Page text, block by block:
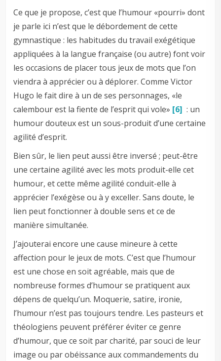
Ce que je propose, c’est que l’humour «pourri» dont
je parle ici n’est que le débordement de cette
gymnastique : les habitudes du travail exégétique
appliquées à la langue française (ou autre) font voir
les occasions de placer tous jeux de mots que l’on
viendra à apprécier ou à déplorer. Comme Victor
Hugo le fait dire à un de ses personnages, «le
calembour est la fiente de l’esprit qui vole» [6] : un
humour douteux est un sous-produit d’une certaine
agilité d’esprit.
Bien sûr, le lien peut aussi être inversé ; peut-être
une certaine agilité avec les mots produit-elle cet
humour, et cette même agilité conduit-elle à
apprécier l’exégèse ou à y exceller. Sans doute, le
lien peut fonctionner à double sens et ce de
manière simultanée.
J’ajouterai encore une cause mineure à cette
affection pour le jeux de mots. C’est que l’humour
est une chose en soit agréable, mais que de
nombreuse formes d’humour se pratiquent aux
dépens de quelqu’un. Moquerie, satire, ironie,
l’humour n’est pas toujours tendre. Les pasteurs et
théologiens peuvent préférer éviter ce genre
d’humour, que ce soit par charité, par souci de leur
image ou par obéissance aux commandements du